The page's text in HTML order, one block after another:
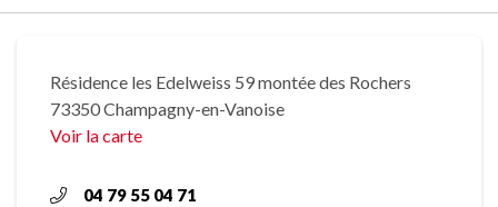
Résidence les Edelweiss 59 montée des Rochers
73350 Champagny-en-Vanoise
Voir la carte
04 79 55 04 71